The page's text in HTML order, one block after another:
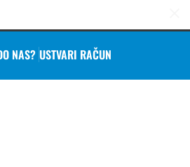
NAS? USTVARI RAČUN